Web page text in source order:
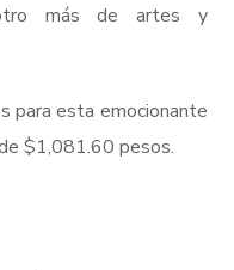
más de artes y
para esta emocionante
$1,081.60 pesos.